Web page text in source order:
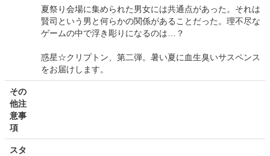
夏祭り会場に集められた男女には共通点があった。それは
賢司という男と何らかの関係があることだった。理不尽な
ゲームの中で浮き彫りになるのは…？
惑星☆クリプトン、第二弾。暑い夏に血生臭いサスペンス
をお届けします。
その
他注
意事
項
スタ